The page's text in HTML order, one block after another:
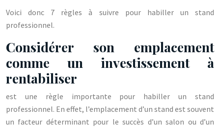
Voici donc 7 règles à suivre pour habiller un stand
professionnel.
Considérer son emplacement
comme un investissement à
rentabiliser
est une règle importante pour habiller un stand
professionnel. En effet, l’emplacement d’un stand est souvent
un facteur déterminant pour le succès d’un salon ou d’un